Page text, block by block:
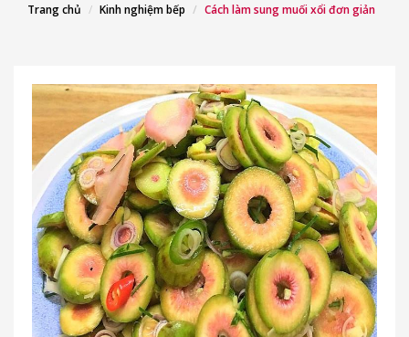
Trang chủ Kinh nghiệm bếp Cách làm sung muối xổi đơn giản